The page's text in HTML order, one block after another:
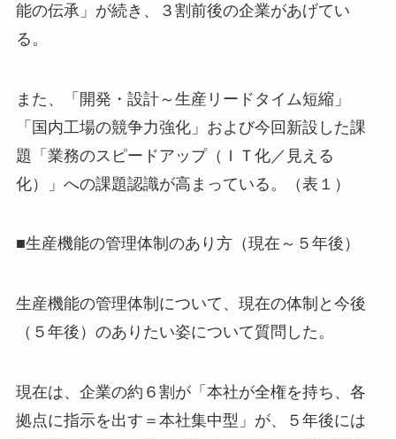
能の伝承」が続き、３割前後の企業があげてい
る。
また、「開発・設計～生産リードタイム短縮」
「国内工場の競争力強化」および今回新設した課
題「業務のスピードアップ（ＩＴ化／見える
化）」への課題認識が高まっている。（表１）
■生産機能の管理体制のあり方（現在～５年後）
生産機能の管理体制について、現在の体制と今後
（５年後）のありたい姿について質問した。
現在は、企業の約６割が「本社が全権を持ち、各
拠点に指示を出す＝本社集中型」が、５年後には